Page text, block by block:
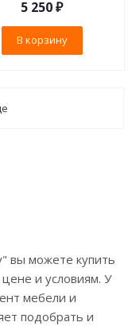
5 250₽
В корзину
вы можете купить
и условиям. У
мебели и
подобрать и